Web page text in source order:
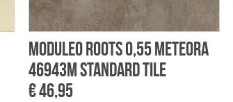
Moduleo Roots 0,55 Meteora
46943M Standard Tile
€ 46,95